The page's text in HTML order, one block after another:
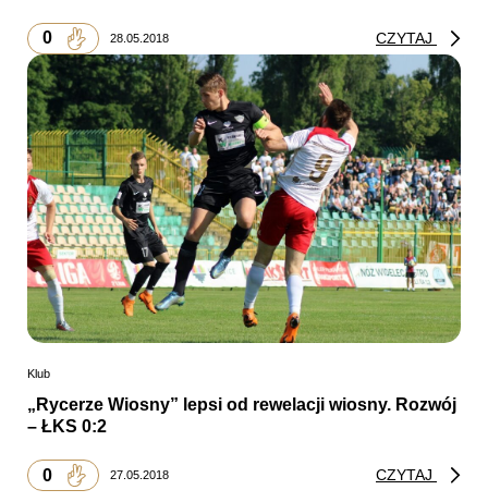
0 28.05.2018 CZYTAJ
Klub
„Rycerze Wiosny” lepsi od rewelacji wiosny. Rozwój
– ŁKS 0:2
0 27.05.2018 CZYTAJ